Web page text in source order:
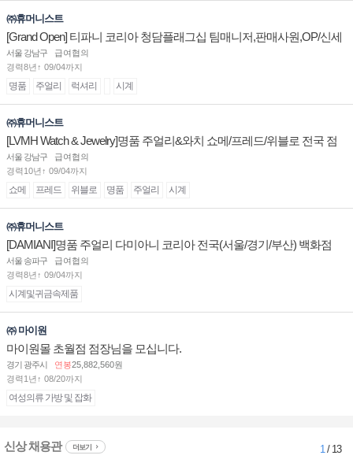
㈜휴머니스트
[Grand Open] 티파니 코리아 청담플래그십 팀매니저,판매사원,OP/신세
계대전 판매사원 채용
서울 강남구
급여협의
경력8년↑ 09/04까지
명품 주얼리 럭셔리 시계
㈜휴머니스트
[LVMH Watch & Jewelry]명품 주얼리&와치 쇼메/프레드/위블로 전국 점
장/부점장/판매사원 채용
서울 강남구
급여협의
경력10년↑ 09/04까지
쇼메 프레드 위블로 명품 주얼리 시계
㈜휴머니스트
[DAMIANI]명품 주얼리 다미아니 코리아 전국(서울/경기/부산) 백화점
부점장/판매사원 채용
서울 송파구
급여협의
경력8년↑ 09/04까지
시계및귀금속제품
㈜ 마이원
마이원몰 초월점 점장님을 모십니다.
경기 광주시 연봉25,882,560원
경력1년↑ 08/20까지
여성의류 가방 및 잡화
신상 채용관 더보기 1/ 13